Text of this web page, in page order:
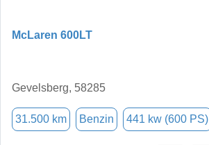
McLaren 600LT
Gevelsberg, 58285
31.500 km Benzin 441 kw (600 PS)